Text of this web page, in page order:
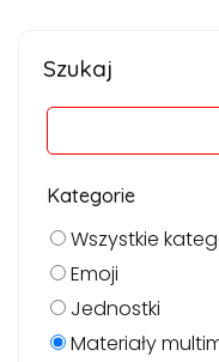
Szukaj
Kategorie
Wszystkie
Emoji
Jednostki
Materiały